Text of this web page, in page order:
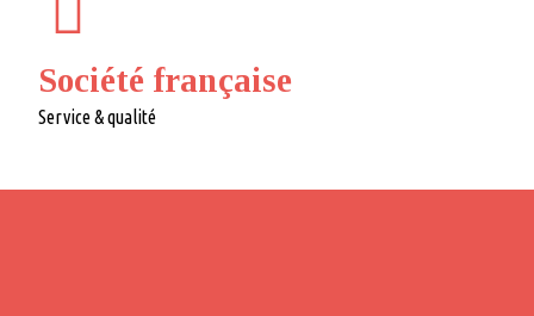
Société française
Service & qualité